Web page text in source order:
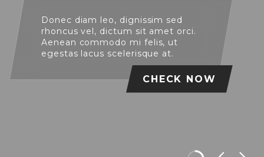
Donec diam leo, dignissim sed
rhoncus vel, dictum sit amet orci.
Aenean commodo mi felis, ut
egestas lacus scelerisque at.
CHECK NOW